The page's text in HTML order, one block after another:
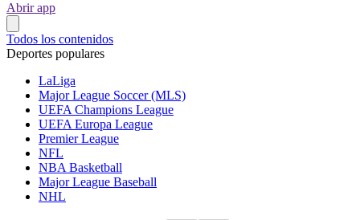
Abrir app
Todos los contenidos
Deportes populares
LaLiga
Major League Soccer (MLS)
UEFA Champions League
UEFA Europa League
Premier League
NFL
NBA Basketball
Major League Baseball
NHL